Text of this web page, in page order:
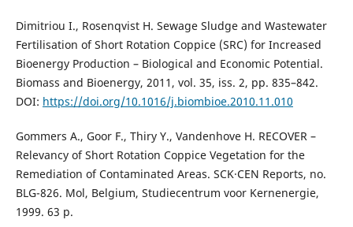
Dimitriou I., Rosenqvist H. Sewage Sludge and Wastewater
Fertilisation of Short Rotation Coppice (SRC) for Increased
Bioenergy Production – Biological and Economic Potential.
Biomass and Bioenergy, 2011, vol. 35, iss. 2, pp. 835–842.
DOI: https://doi.org/10.1016/j.biombioe.2010.11.010
Gommers A., Goor F., Thiry Y., Vandenhove H. RECOVER –
Relevancy of Short Rotation Coppice Vegetation for the
Remediation of Contaminated Areas. SCK∙CEN Reports, no.
BLG-826. Mol, Belgium, Studiecentrum voor Kernenergie,
1999. 63 p.